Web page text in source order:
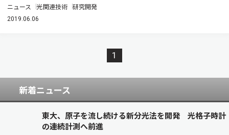
ニュース 光関連技術 研究開発
2019.06.06
1
新着ニュース
東大、原子を流し続ける新分光法を開発 光格子時計
の連続計測へ前進